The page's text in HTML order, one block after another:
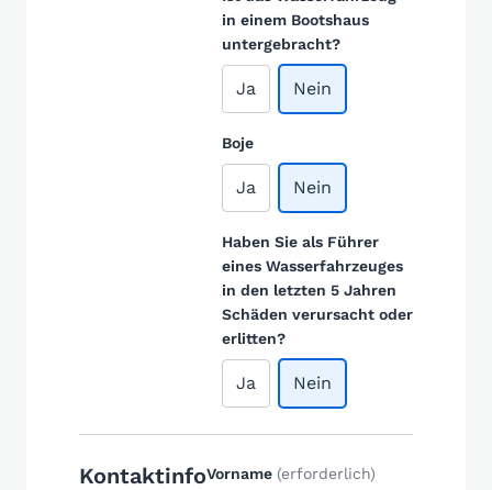
in einem Bootshaus
untergebracht?
Ja Nein
Boje
Ja Nein
Haben Sie als Führer
eines Wasserfahrzeuges
in den letzten 5 Jahren
Schäden verursacht oder
erlitten?
Ja Nein
KontaktinfoVorname (erforderlich)